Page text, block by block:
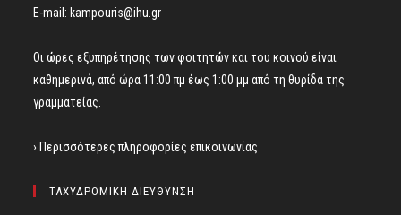
E-mail: kampouris@ihu.gr
Οι ώρες εξυπηρέτησης των φοιτητών και του κοινού είναι
καθημερινά, από ώρα 11:00 πμ έως 1:00 μμ από τη θυρίδα της
γραμματείας.
› Περισσότερες πληροφορίες επικοινωνίας
ΤΑΧΥΔΡΟΜΙΚΗ ΔΙΕΥΘΥΝΣΗ